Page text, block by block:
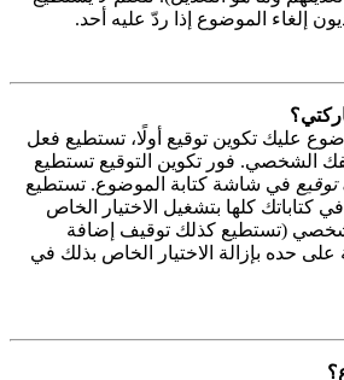
إلغاء الموضوع إذا ردّ عليه أحد.
عليك تكوين توقيع أولًا، تستطيع فعل
الشخصي. فور تكوين التوقيع تستطيع
في شاشة كتابة الموضوع. تستطيع
في كتاباتك كلها بتشغيل الاختيار الخاص
(تستطيع كذلك توقيف إضافة
على حده بإزالة الاختيار الخاص بذلك في